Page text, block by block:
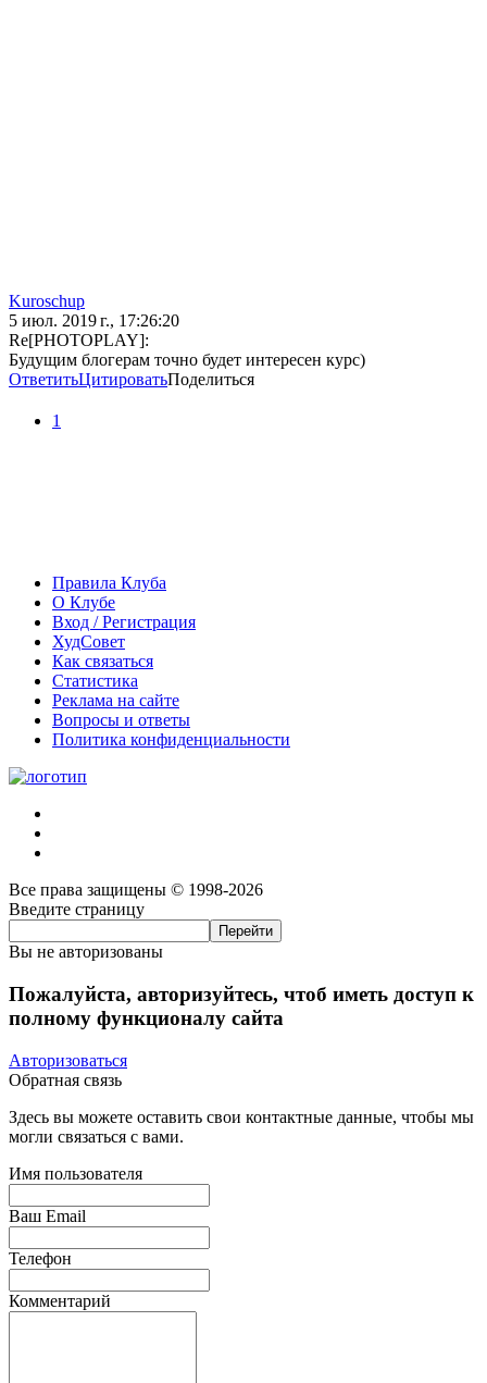
Kuroschup
5 июл. 2019 г., 17:26:20
Re[PHOTOPLAY]:
Будущим блогерам точно будет интересен курс)
ОтветитьЦитироватьПоделиться
1
Правила Клуба
О Клубе
Вход / Регистрация
ХудСовет
Как связаться
Статистика
Реклама на сайте
Вопросы и ответы
Политика конфиденциальности
Все права защищены © 1998-2026
Введите страницу
Вы не авторизованы
Пожалуйста, авторизуйтесь, чтоб иметь доступ к
полному функционалу сайта
Авторизоваться
Обратная связь
Здесь вы можете оставить свои контактные данные, чтобы мы
могли связаться с вами.
Имя пользователя
Ваш Email
Телефон
Комментарий